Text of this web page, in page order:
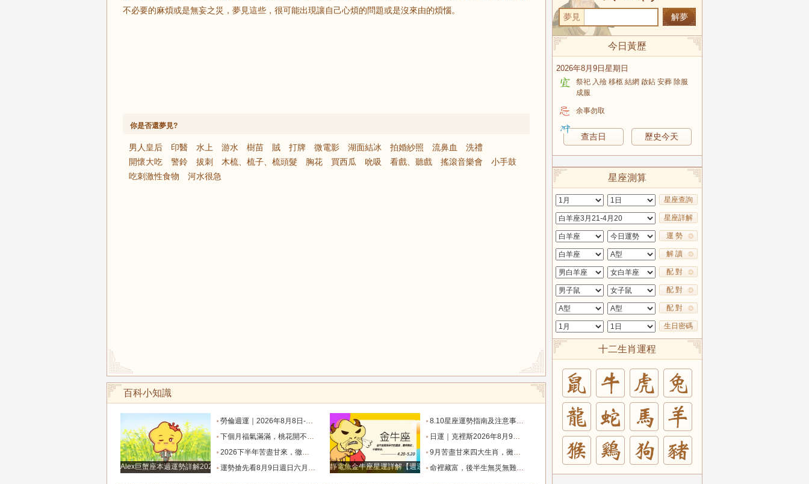
不必要的麻煩或是無妄之災，夢見這些，很可能出現讓自己心煩的問題或是沒來由的煩惱。
你是否還夢見?
男人皇后 印醫 水上 游水 樹苗 賊 打牌 微電影 湖面結冰 拍婚紗照 流鼻血
洗禮
開懷大吃
警鈴 拔刺 木梳、梳子、梳頭髮 胸花 買西瓜 吮吸 看戲、聽戲 搖滾音樂會
小手鼓
吃刺激性食物
河水很急
百科小知識
Alex巨蟹座本週運勢詳解2024.12.23-12.29
勞倫週運｜2026年8月8日-8月14日十二星座一週展望_過往_日食_人生
下個月福氣滿滿，桃花開不完，財富滾滾來，貴人相伴左右，生意興隆發大財，事業如日中天，前途一片燦爛的三大生肖！_屬狗_朋友_機會
2026下半年苦盡甘來，徹底翻身，好運擋都擋不住的三大生肖_朋友_屬豬_福氣
運勢搶先看8月9日週日六月廿七大勢宜忌與行動指南_規避_是非_時間
靜電魚金牛座星運詳解【週運2024年12月9日-12月15日】
8.10星座運勢指南及注意事項（上）_補償_會發生_一個重大的
日運｜克裡斯2026年8月9日十二星座運勢_方便會_變動_愛人
9月苦盡甘來四大生肖，黴運散盡福氣進門，日子越過越紅火_九月_機會_主動
命裡藏富，後半生無災無難的三大星座女_雙子座_女子_修來
夢見
今日黃歷
2026年8月9日星期日
祭祀 入殮 移柩 結網 啟鉆 安葬 除服
成服
余事勿取
查吉日 歷史今天
星座測算
星座查詢
星座詳解
運 勢
解 讀
配 對
配 對
配 對
生日密碼
十二生肖運程
鼠 牛 虎 兔
猴 雞 狗